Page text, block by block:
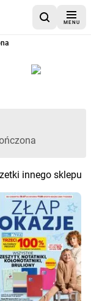
MENU
–
innego sklepu